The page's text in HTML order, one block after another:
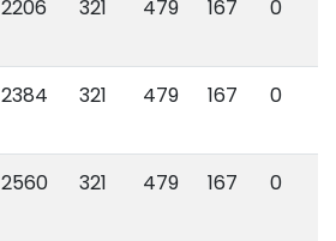
2206 321 479 167 0
2384 321 479 167 0
2560 321 479 167 0